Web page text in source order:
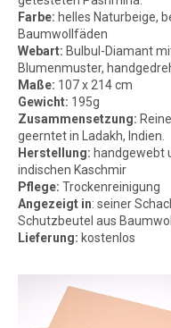
Farbe: helles Naturbeige,
Baumwollfäden
Webart: Bulbul-Diamant
Blumenmuster,
Maße: 107 x 214 cm
Gewicht: 195g
Zusammensetzung:
geerntet in Ladakh, Indien.
Herstellung: handgewebt
indischen Kaschmir
Pflege: Trockenreinigung
Angezeigt in: seiner
Schutzbeutel aus
Lieferung: kostenlos